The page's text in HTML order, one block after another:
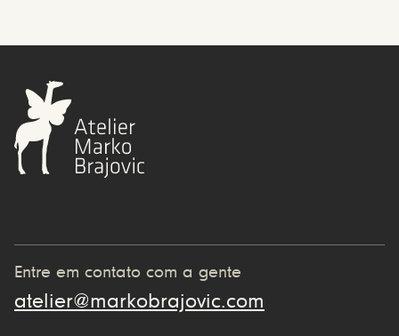
Entre em contato com a gente
atelier@markobrajovic.com